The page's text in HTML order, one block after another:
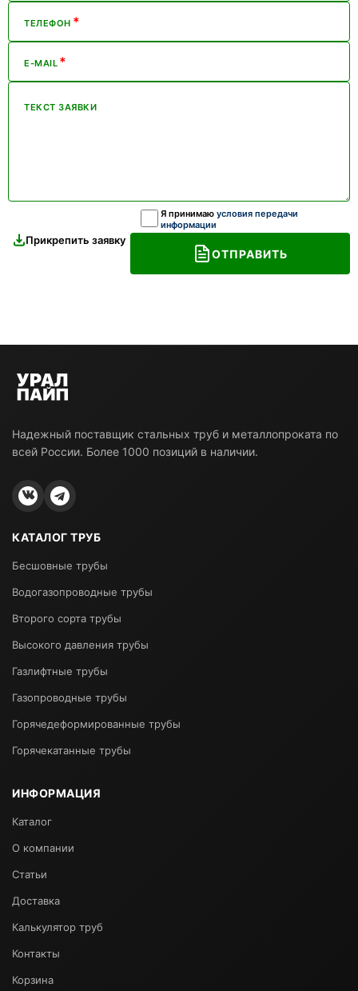
ТЕЛЕФОН *
E-MAIL *
ТЕКСТ ЗАЯВКИ
Прикрепить заявку
Я принимаю условия передачи
информации
ОТПРАВИТЬ
Надежный поставщик стальных труб и металлопроката по
всей России. Более 1000 позиций в наличии.
КАТАЛОГ ТРУБ
Бесшовные трубы
Водогазопроводные трубы
Второго сорта трубы
Высокого давления трубы
Газлифтные трубы
Газопроводные трубы
Горячедеформированные трубы
Горячекатанные трубы
ИНФОРМАЦИЯ
Каталог
О компании
Статьи
Доставка
Калькулятор труб
Контакты
Корзина